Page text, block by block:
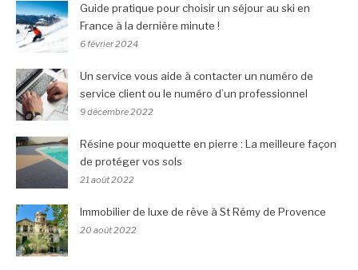
Guide pratique pour choisir un séjour au ski en
France à la dernière minute !
6 février 2024
Un service vous aide à contacter un numéro de
service client ou le numéro d’un professionnel
9 décembre 2022
Résine pour moquette en pierre : La meilleure façon
de protéger vos sols
21 août 2022
Immobilier de luxe de rêve à St Rémy de Provence
20 août 2022